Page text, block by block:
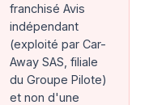
franchisé Avis
indépendant
(exploité par Car-
Away SAS, filiale
du Groupe Pilote)
et non d'une